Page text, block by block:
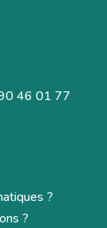
46 01 77
?
?